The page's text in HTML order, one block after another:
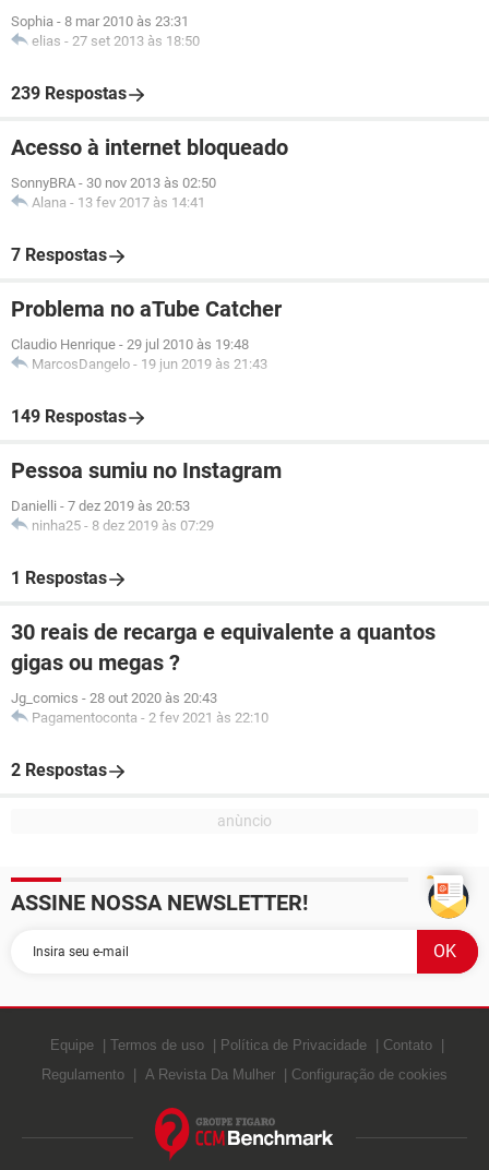
Sophia - 8 mar 2010 às 23:31
elias - 27 set 2013 às 18:50
239 Respostas
Acesso à internet bloqueado
SonnyBRA - 30 nov 2013 às 02:50
Alana - 13 fev 2017 às 14:41
7 Respostas
Problema no aTube Catcher
Claudio Henrique - 29 jul 2010 às 19:48
MarcosDangelo - 19 jun 2019 às 21:43
149 Respostas
Pessoa sumiu no Instagram
Danielli - 7 dez 2019 às 20:53
ninha25 - 8 dez 2019 às 07:29
1 Respostas
30 reais de recarga e equivalente a quantos
gigas ou megas ?
Jg_comics - 28 out 2020 às 20:43
Pagamentoconta - 2 fev 2021 às 22:10
2 Respostas
ASSINE NOSSA NEWSLETTER!
Equipe Termos de uso Política de Privacidade
Contato
Regulamento
A Revista Da Mulher Configuração de cookies